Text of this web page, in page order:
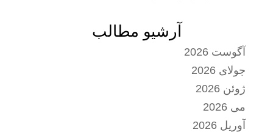
آرشیو مطالب
آگوست 2026
جولای 2026
ژوئن 2026
می 2026
آوریل 2026